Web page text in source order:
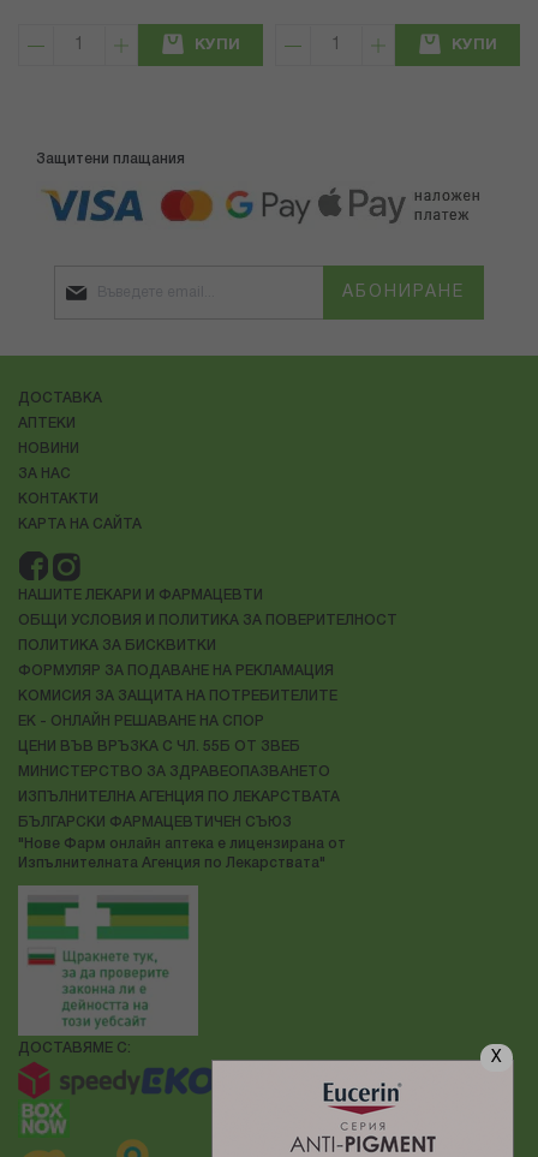
X
КУПИ КУПИ
Защитени плащания
АБОНИРАНЕ
ДОСТАВКА
АПТЕКИ
НОВИНИ
ЗА НАС
КОНТАКТИ
КАРТА НА САЙТА
НАШИТЕ ЛЕКАРИ И ФАРМАЦЕВТИ
ОБЩИ УСЛОВИЯ И ПОЛИТИКА ЗА ПОВЕРИТЕЛНОСТ
ПОЛИТИКА ЗА БИСКВИТКИ
ФОРМУЛЯР ЗА ПОДАВАНЕ НА РЕКЛАМАЦИЯ
КОМИСИЯ ЗА ЗАЩИТА НА ПОТРЕБИТЕЛИТЕ
ЕК - ОНЛАЙН РЕШАВАНЕ НА СПОР
ЦЕНИ ВЪВ ВРЪЗКА С ЧЛ. 55Б ОТ ЗВЕБ
МИНИСТЕРСТВО ЗА ЗДРАВЕОПАЗВАНЕТО
ИЗПЪЛНИТЕЛНА АГЕНЦИЯ ПО ЛЕКАРСТВАТА
БЪЛГАРСКИ ФАРМАЦЕВТИЧЕН СЪЮЗ
"Нове Фарм онлайн аптека е лицензирана от
Изпълнителната Агенция по Лекарствата"
ДОСТАВЯМЕ С: